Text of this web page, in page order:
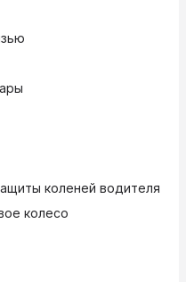
коленей водителя
колесо